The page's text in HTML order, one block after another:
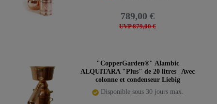
UVP 879,00 €
789,00 €
"CopperGarden®" Alambic
ALQUITARA "Plus" de 20 litres | Avec
colonne et condenseur Liebig
Disponible sous 30 jours max.